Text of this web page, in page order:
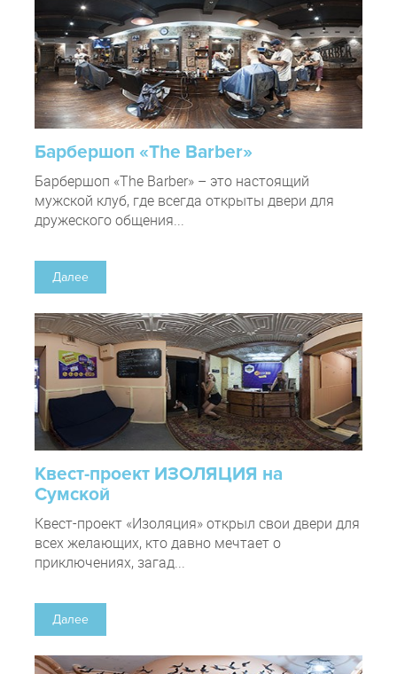
Барбершоп «The Barber»
Барбершоп «The Barber» – это настоящий
мужской клуб, где всегда открыты двери для
дружеского общения...
Далее
Квест-проект ИЗОЛЯЦИЯ на
Сумской
Квест-проект «Изоляция» открыл свои двери для
всех желающих, кто давно мечтает о
приключениях, загад...
Далее